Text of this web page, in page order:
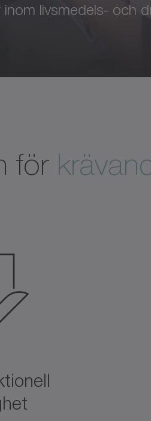
livsmedels- och
för